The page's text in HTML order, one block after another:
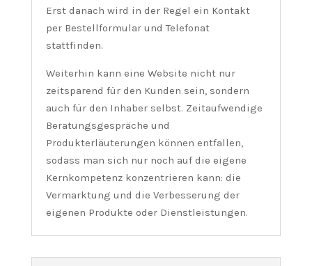
Erst danach wird in der Regel ein Kontakt
per Bestellformular und Telefonat
stattfinden.
Weiterhin kann eine Website nicht nur
zeitsparend für den Kunden sein, sondern
auch für den Inhaber selbst. Zeitaufwendige
Beratungsgespräche und
Produkterläuterungen können entfallen,
sodass man sich nur noch auf die eigene
Kernkompetenz konzentrieren kann: die
Vermarktung und die Verbesserung der
eigenen Produkte oder Dienstleistungen.